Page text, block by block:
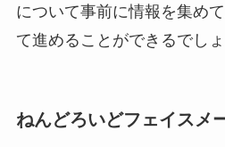
について事前に情報を集め
て進めることができるでしょ
ねんどろいどフェイスメ